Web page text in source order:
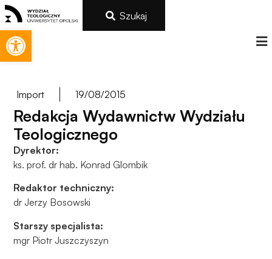
Otwórz pasek narzędzi
Szukaj
Import 19/08/2015
Redakcja Wydawnictw Wydziału
Teologicznego
Dyrektor:
ks. prof. dr hab. Konrad Glombik
Redaktor techniczny:
dr Jerzy Bosowski
Starszy specjalista:
mgr Piotr Juszczyszyn